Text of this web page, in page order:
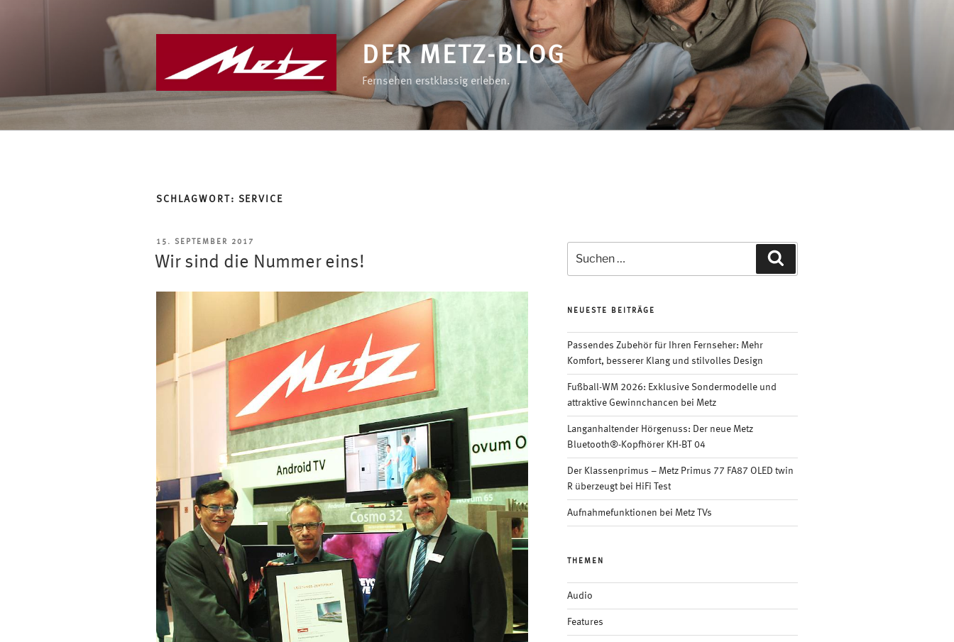
DER METZ-BLOG
Fernsehen erstklassig erleben.
SCHLAGWORT: SERVICE
VERÖFFENTLICHT
15. SEPTEMBER 2017
Wir sind die Nummer eins!
nach:
NEUESTE BEITRÄGE
Passendes Zubehör für Ihren Fernseher: Mehr
Komfort, besserer Klang und stilvolles Design
Fußball-WM 2026: Exklusive Sondermodelle und
attraktive Gewinnchancen bei Metz
Langanhaltender Hörgenuss: Der neue Metz
Bluetooth®-Kopfhörer KH-BT 04
Der Klassenprimus – Metz Primus 77 FA87 OLED twin
R überzeugt bei HiFi Test
Aufnahmefunktionen bei Metz TVs
THEMEN
Audio
Features